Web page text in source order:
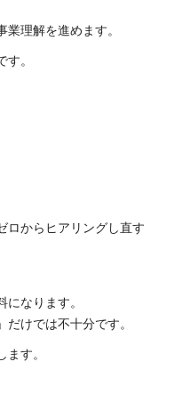
理解を進めます。
。
ロからヒアリングし直す
なります。
けでは不十分です。
す。